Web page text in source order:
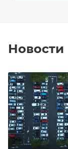
Новости